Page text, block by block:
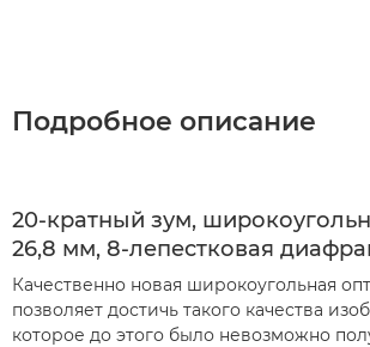
Подробное описание
20-кратный зум,
26,8 мм, 8-лепестковая
Качественно новая широкоугольная
позволяет достичь такого качества
которое до этого было невозможно